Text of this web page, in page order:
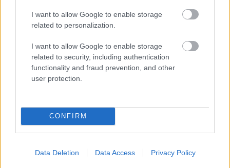
I want to allow Google to enable storage
related to personalization.
I want to allow Google to enable storage
related to security, including authentication
functionality and fraud prevention, and other
user protection.
CONFIRM
Data Deletion Data Access Privacy Policy
Mi lett Alain Delon vagyonával? Adóhatósági
csavar a sztoriban